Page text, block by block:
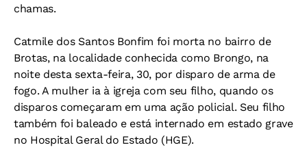
chamas.
Catmile dos Santos Bonfim foi morta no bairro de
Brotas, na localidade conhecida como Brongo, na
noite desta sexta-feira, 30, por disparo de arma de
fogo. A mulher ia à igreja com seu filho, quando os
disparos começaram em uma ação policial. Seu filho
também foi baleado e está internado em estado grave
no Hospital Geral do Estado (HGE).